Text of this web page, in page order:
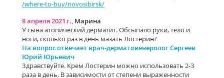
/where-to-buy/novosibirsk/
8 апреля 2021 г., Марина
У сына атопический дерматит. Обсыпало руки, тело и
ноги, сколько раз в день мазать Лостерин?
На вопрос отвечает врач-дерматовенеролог Сергеев
Юрий Юрьевич
Здравствуйте. Крем Лостерин можно использовать 2-3
раза в день. В зависимости от степени выраженности